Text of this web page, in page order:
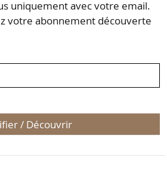
uniquement avec votre email.
votre abonnement découverte
/ Découvrir